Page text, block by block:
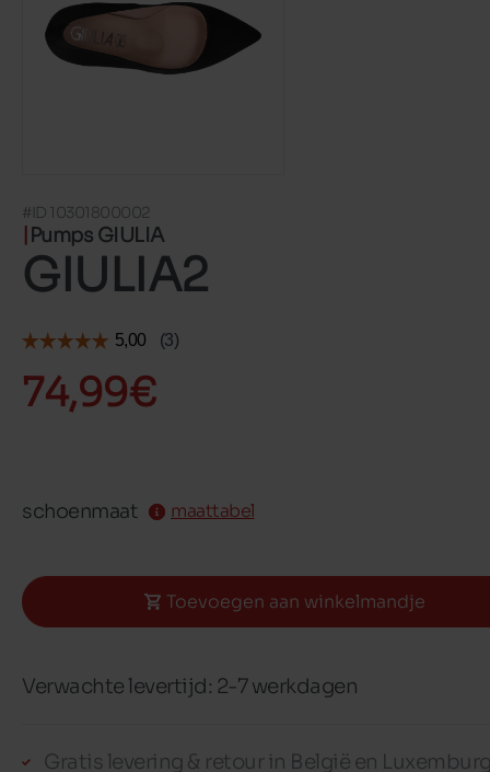
#ID 10301800002
Pumps GIULIA
GIULIA2
74,99€
schoenmaat maattabel
Toevoegen aan winkelmandje
Verwachte levertijd: 2-7 werkdagen
Gratis levering & retour in België en